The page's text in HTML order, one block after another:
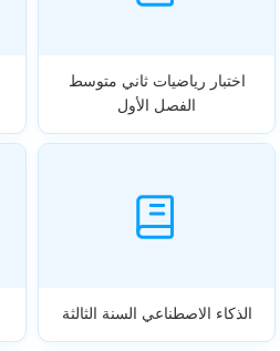
اختبار رياضيات ثاني متوسط
الفصل الأول
الذكاء الاصطناعي السنة الثالثة